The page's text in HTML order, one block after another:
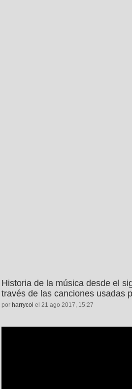
Historia de la música desde el
través de las canciones usadas
por harrycol el 21 ago 2017, 15:27